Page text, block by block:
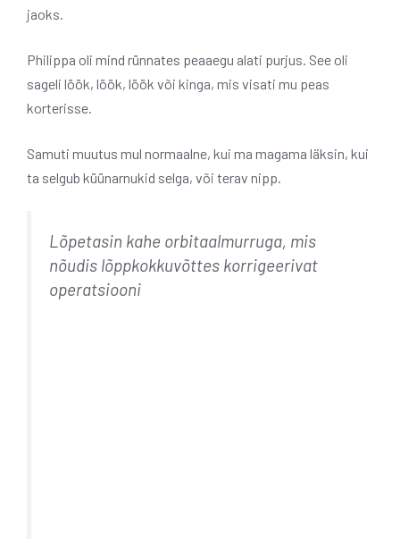
jaoks.
Philippa oli mind rünnates peaaegu alati purjus. See oli
sageli löök, löök, löök või kinga, mis visati mu peas
korterisse.
Samuti muutus mul normaalne, kui ma magama läksin, kui
ta selgub küünarnukid selga, või terav nipp.
Lõpetasin kahe orbitaalmurruga, mis
nõudis lõppkokkuvõttes korrigeerivat
operatsiooni